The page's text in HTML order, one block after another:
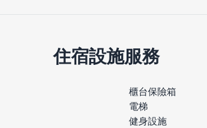
住宿設施服務
櫃台保險箱
電梯
健身設施